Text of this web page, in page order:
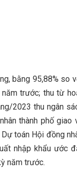
bằng 95,88% so
trước; thu từ
2023 thu ngân
thành phố giao
toán Hội đồng
nhập khẩu ước
năm trước.